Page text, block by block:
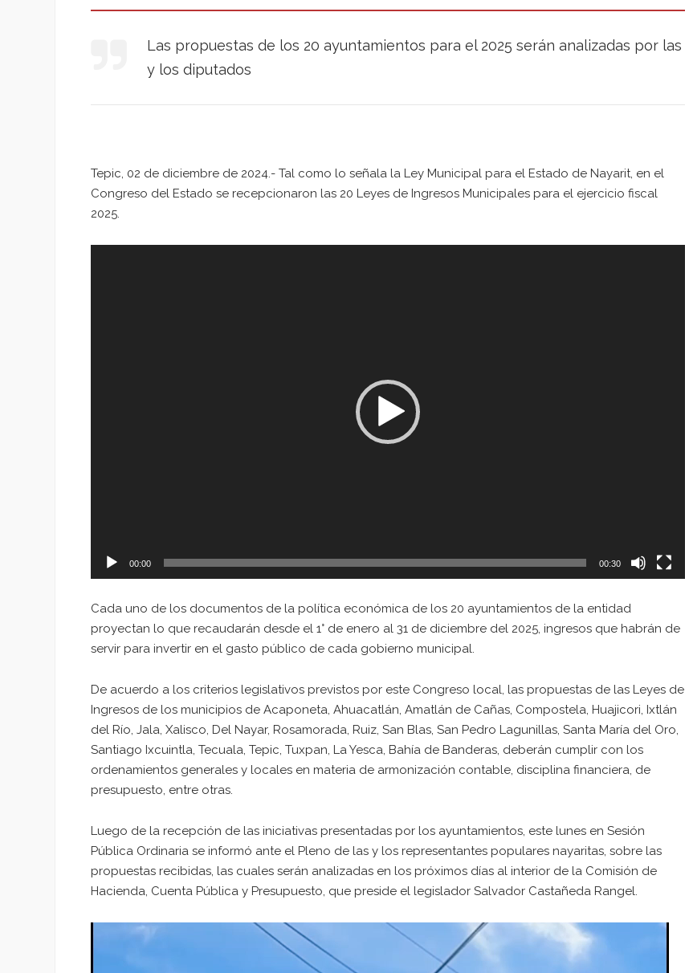
Las propuestas de los 20 ayuntamientos para el 2025 serán analizadas por las
y los diputados
Tepic, 02 de diciembre de 2024.- Tal como lo señala la Ley Municipal para el Estado de Nayarit, en el
Congreso del Estado se recepcionaron las 20 Leyes de Ingresos Municipales para el ejercicio fiscal
2025.
00:00 00:30
Cada uno de los documentos de la política económica de los 20 ayuntamientos de la entidad
proyectan lo que recaudarán desde el 1° de enero al 31 de diciembre del 2025, ingresos que habrán de
servir para invertir en el gasto público de cada gobierno municipal.
De acuerdo a los criterios legislativos previstos por este Congreso local, las propuestas de las Leyes de
Ingresos de los municipios de Acaponeta, Ahuacatlán, Amatlán de Cañas, Compostela, Huajicori, Ixtlán
del Río, Jala, Xalisco, Del Nayar, Rosamorada, Ruiz, San Blas, San Pedro Lagunillas, Santa María del Oro,
Santiago Ixcuintla, Tecuala, Tepic, Tuxpan, La Yesca, Bahía de Banderas, deberán cumplir con los
ordenamientos generales y locales en materia de armonización contable, disciplina financiera, de
presupuesto, entre otras.
Luego de la recepción de las iniciativas presentadas por los ayuntamientos, este lunes en Sesión
Pública Ordinaria se informó ante el Pleno de las y los representantes populares nayaritas, sobre las
propuestas recibidas, las cuales serán analizadas en los próximos días al interior de la Comisión de
Hacienda, Cuenta Pública y Presupuesto, que preside el legislador Salvador Castañeda Rangel.
Reproductor